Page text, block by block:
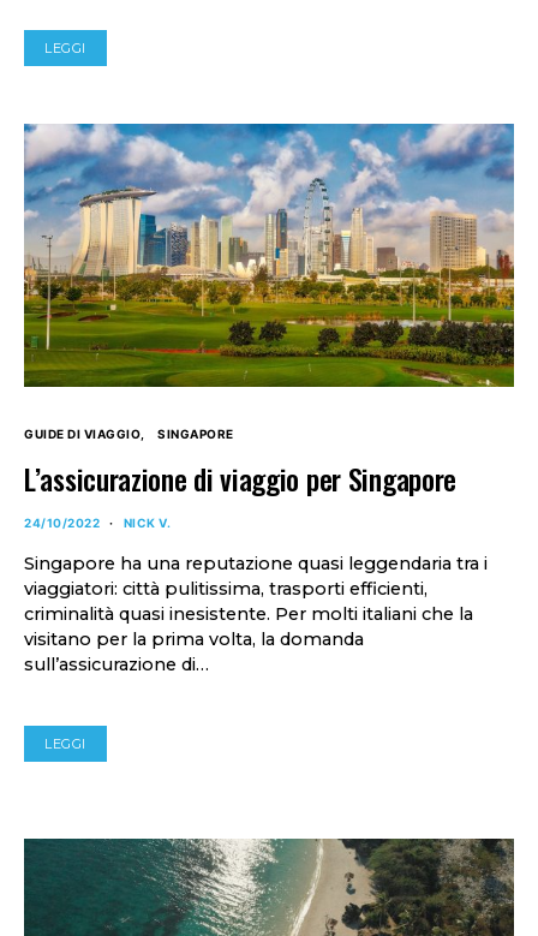
LEGGI
GUIDE DI VIAGGIO SINGAPORE
L’assicurazione di viaggio per Singapore
24/10/2022 NICK V.
Singapore ha una reputazione quasi leggendaria tra i
viaggiatori: città pulitissima, trasporti efficienti,
criminalità quasi inesistente. Per molti italiani che la
visitano per la prima volta, la domanda
sull’assicurazione di…
LEGGI